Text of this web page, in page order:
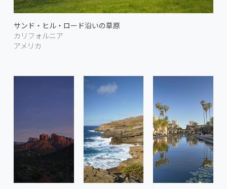
サンド・ヒル・ロード沿いの草原
カリフォルニア
アメリカ